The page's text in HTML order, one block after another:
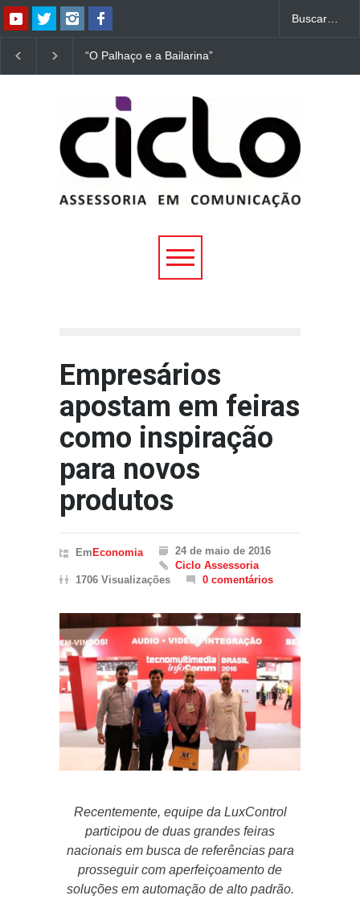
“O Palhaço e a Bailarina”
estreia hoje (1º) em
Uberlândia
Uberlândia
Empresários
apostam em feiras
como inspiração
para novos
produtos
Em Economia
24 de maio de 2016
Ciclo Assessoria
1706 Visualizações
0 comentários
Recentemente, equipe da LuxControl
participou de duas grandes feiras
nacionais em busca de referências para
prosseguir com aperfeiçoamento de
soluções em automação de alto padrão.